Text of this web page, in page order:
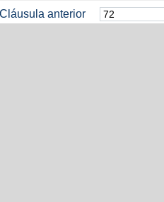
Cláusula anterior